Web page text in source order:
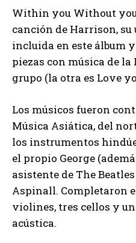
Within you Without
canción de Harrison,
incluida en este álbum
piezas con música de
grupo (la otra es Love
Los músicos fueron
Música Asiática, del
los instrumentos
el propio George
asistente de The
Aspinall. Completaron
violines, tres cellos y
acústica.